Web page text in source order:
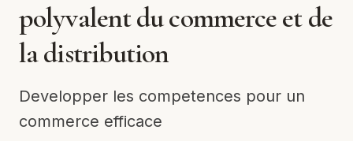
polyvalent du commerce et de
la distribution
Developper les competences pour un
commerce efficace